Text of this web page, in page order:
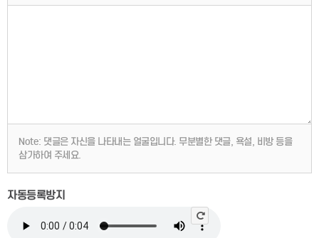
Note: 댓글은 자신을 나타내는 얼굴입니다. 무분별한 댓글, 욕설, 비방 등을
삼가하여 주세요.
자동등록방지